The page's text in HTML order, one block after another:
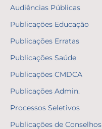
Audiências Públicas
Publicações Educação
Publicações Erratas
Publicações Saúde
Publicações CMDCA
Publicações Admin.
Processos Seletivos
Publicações de Conselhos